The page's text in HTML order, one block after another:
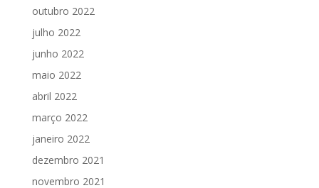
outubro 2022
julho 2022
junho 2022
maio 2022
abril 2022
março 2022
janeiro 2022
dezembro 2021
novembro 2021